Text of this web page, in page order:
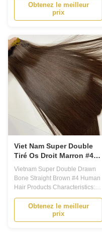
Human Hair Bundle is cuticle
aligned and made of Remy
human hair. It is soft and long
than 12 months. You can easily
dye it to any color you want, and
...
Obtenez le meilleur
prix
Viet Nam Super Double
Tiré Os Droit Marron #4
Boucles de cheveux
humains
Vietnam Super Double Drawn
Bone Straight Brown #4 Human
Hair Products Characteristics:
1.100% virgin human hair,
unprocessed directly from the
countries of origin; 2. Our hair
can be dyed, colored, curled,
Obtenez le meilleur
prix